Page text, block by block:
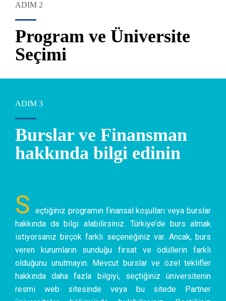
Program ve Üniversite
Seçimi
ADIM 2
Burslar ve Finansman
hakkında bilgi edinin
ADIM 3
S
eçtiğiniz programın finansal koşulları veya burslar
hakkında da bilgi alabilirsiniz. Türkiye’de burs almak
istiyorsanız birçok farklı seçeneğiniz var. Ancak, burs
veren kurumların sunduğu fırsat ve ödüllerin farklı
olduğunu unutmayın. Mevcut burslar ve özel teklifler
hakkında daha fazla bilgiyi, seçtiğiniz üniversitenin
resmi web sitesinde veya bu sitede Partner